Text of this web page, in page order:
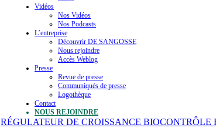
Vidéos
Nos Vidéos
Nos Podcasts
L’entreprise
Découvrir DE SANGOSSE
Nous rejoindre
Accès Weblog
Presse
Revue de presse
Communiqués de presse
Logothèque
Contact
NOUS REJOINDRE
RÉGULATEUR DE CROISSANCE